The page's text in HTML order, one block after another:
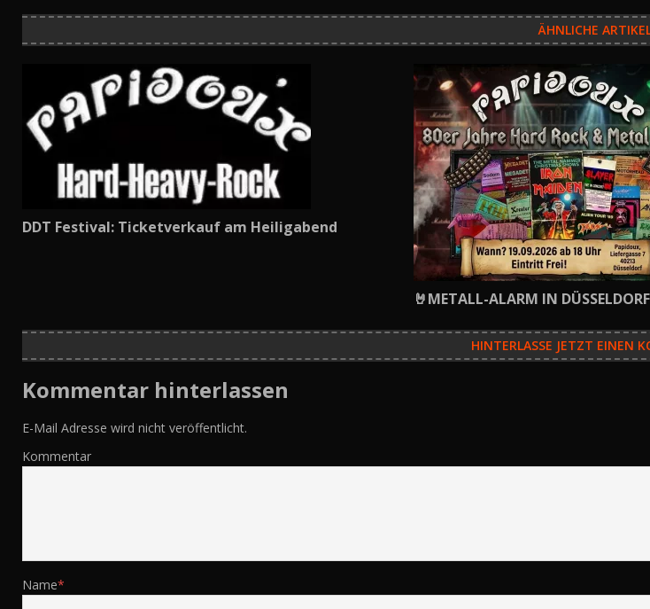
ÄHNLICHE
DDT Festival: Ticketverkauf am Heiligabend
🤘METALL-ALARM IN
HINTERLASSE JETZT EINEN
Kommentar hinterlassen
E-Mail Adresse wird nicht veröffentlicht.
Kommentar
Name*